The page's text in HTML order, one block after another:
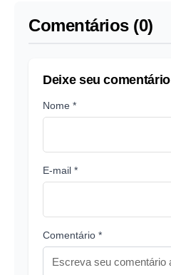
Comentários (0)
Deixe seu comentário
Nome *
E-mail *
Comentário *